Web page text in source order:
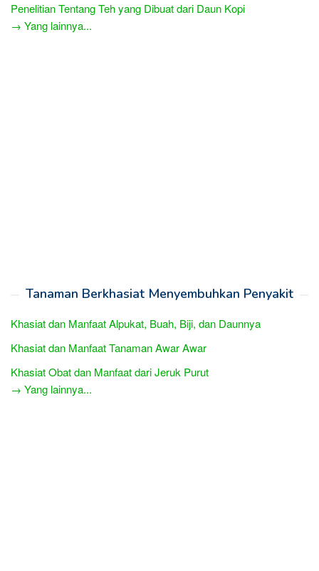
Penelitian Tentang Teh yang Dibuat dari Daun Kopi
→ Yang lainnya...
Tanaman Berkhasiat Menyembuhkan Penyakit
Khasiat dan Manfaat Alpukat, Buah, Biji, dan Daunnya
Khasiat dan Manfaat Tanaman Awar Awar
Khasiat Obat dan Manfaat dari Jeruk Purut
→ Yang lainnya...